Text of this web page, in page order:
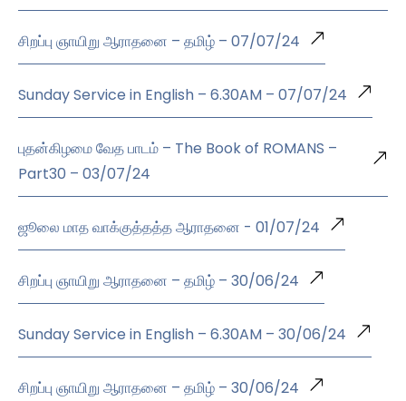
சிறப்பு ஞாயிறு ஆராதனை – தமிழ் – 07/07/24
Sunday Service in English – 6.30AM – 07/07/24
புதன்கிழமை வேத பாடம் – The Book of ROMANS –
Part30 – 03/07/24
ஜூலை மாத வாக்குத்தத்த ஆராதனை - 01/07/24
சிறப்பு ஞாயிறு ஆராதனை – தமிழ் – 30/06/24
Sunday Service in English – 6.30AM – 30/06/24
சிறப்பு ஞாயிறு ஆராதனை – தமிழ் – 30/06/24